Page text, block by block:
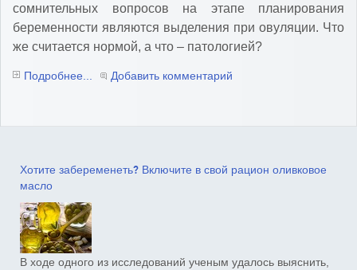
сомнительных вопросов на этапе планирования
беременности являются выделения при овуляции. Что
же считается нормой, а что – патологией?
Подробнее... Добавить комментарий
Хотите забеременеть? Включите в свой рацион оливковое
масло
В ходе одного из исследований ученым удалось выяснить,